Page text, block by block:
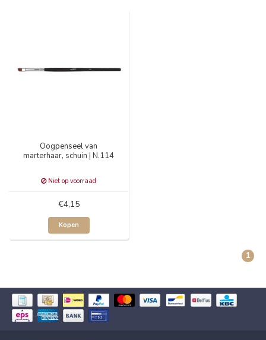
Oogpenseel van
marterhaar, schuin | N.114
Niet op voorraad
€4,15
Kopen
1